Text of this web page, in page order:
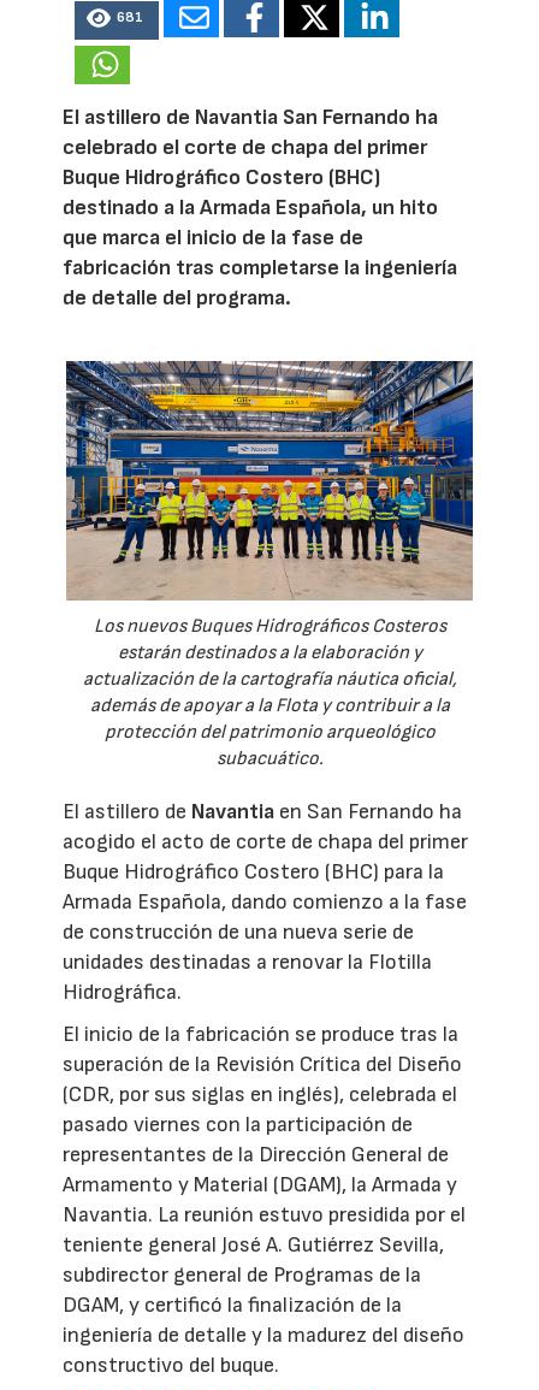
681
El astillero de Navantia San Fernando ha
celebrado el corte de chapa del primer
Buque Hidrográfico Costero (BHC)
destinado a la Armada Española, un hito
que marca el inicio de la fase de
fabricación tras completarse la ingeniería
de detalle del programa.
Los nuevos Buques Hidrográficos Costeros
estarán destinados a la elaboración y
actualización de la cartografía náutica oficial,
además de apoyar a la Flota y contribuir a la
protección del patrimonio arqueológico
subacuático.
El astillero de Navantia en San Fernando ha
acogido el acto de corte de chapa del primer
Buque Hidrográfico Costero (BHC) para la
Armada Española, dando comienzo a la fase
de construcción de una nueva serie de
unidades destinadas a renovar la Flotilla
Hidrográfica.
El inicio de la fabricación se produce tras la
superación de la Revisión Crítica del Diseño
(CDR, por sus siglas en inglés), celebrada el
pasado viernes con la participación de
representantes de la Dirección General de
Armamento y Material (DGAM), la Armada y
Navantia. La reunión estuvo presidida por el
teniente general José A. Gutiérrez Sevilla,
subdirector general de Programas de la
DGAM, y certificó la finalización de la
ingeniería de detalle y la madurez del diseño
constructivo del buque.